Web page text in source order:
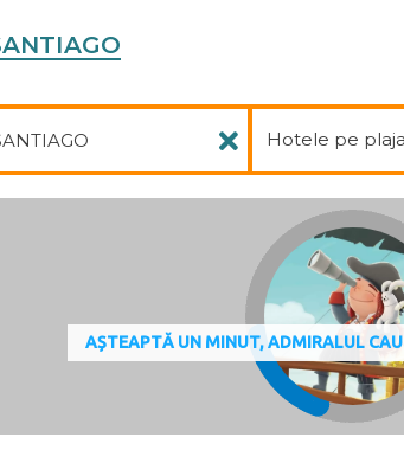
Hotele pe plaja
AȘTEAPTĂ UN MINUT, ADMIRALUL